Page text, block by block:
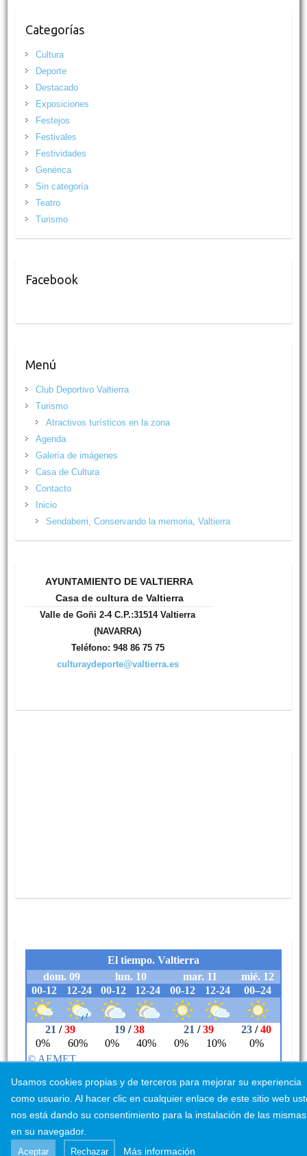
Usamos cookies propias y de terceros para mejorar su experiencia
como usuario. Al hacer clic en cualquier enlace de este sitio web
nos está dando su consentimiento para la instalación de las mismas
en su navegador.
Aceptar Rechazar Más información
Categorías
Cultura
Deporte
Destacado
Exposiciones
Festejos
Festivales
Festividades
Genérica
Sin categoría
Teatro
Turismo
Facebook
Menú
Club Deportivo Valtierra
Turismo
Atractivos turísticos en la zona
Agenda
Galería de imágenes
Casa de Cultura
Contacto
Inicio
Sendaberri, Conservando la memoria, Valtierra
AYUNTAMIENTO DE VALTIERRA
Casa de cultura de Valtierra
Valle de Goñi 2-4 C.P.:31514 Valtierra
(NAVARRA)
Teléfono: 948 86 75 75
culturaydeporte@valtierra.es
Aviso Legal